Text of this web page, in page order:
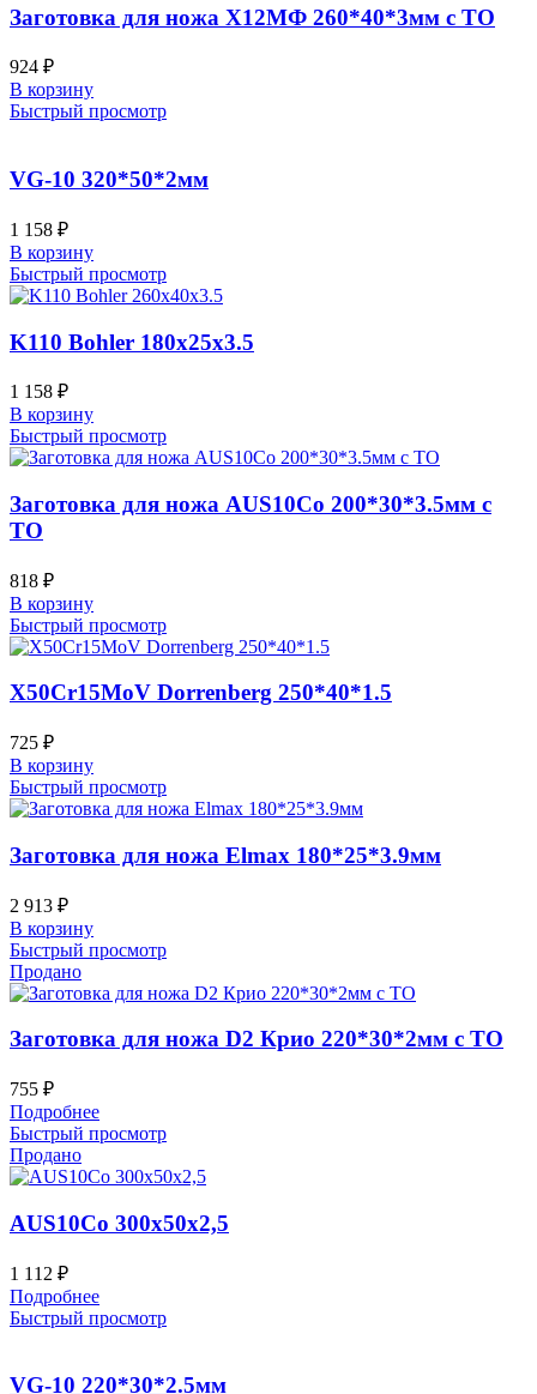
Заготовка для ножа Х12МФ 260*40*3мм с ТО
924 ₽
В корзину
Быстрый просмотр
VG-10 320*50*2мм
1 158 ₽
В корзину
Быстрый просмотр
K110 Bohler 180x25x3.5
1 158 ₽
В корзину
Быстрый просмотр
Заготовка для ножа AUS10Co 200*30*3.5мм с
ТО
818 ₽
В корзину
Быстрый просмотр
X50Cr15MoV Dorrenberg 250*40*1.5
725 ₽
В корзину
Быстрый просмотр
Заготовка для ножа Elmax 180*25*3.9мм
2 913 ₽
В корзину
Быстрый просмотр
Продано
Заготовка для ножа D2 Крио 220*30*2мм с ТО
755 ₽
Подробнее
Быстрый просмотр
Продано
AUS10Co 300x50x2,5
1 112 ₽
Подробнее
Быстрый просмотр
VG-10 220*30*2.5мм